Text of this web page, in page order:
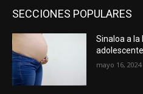
SECCIONES POPULARES
Sinaloa a
mayo 16, 2024